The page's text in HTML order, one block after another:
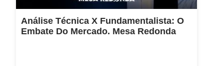
Análise Técnica X Fundamentalista: O
Embate Do Mercado. Mesa Redonda